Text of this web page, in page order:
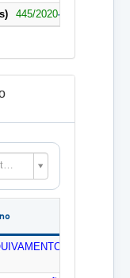
445/2020-e
Selecione o tipo de documento para filtrar as peças